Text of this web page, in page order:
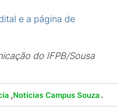
e a página de
do IFPB/Sousa
,Notícias Campus Souza .